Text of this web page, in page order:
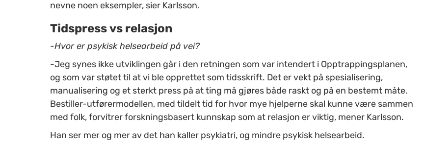
nevne noen eksempler, sier Karlsson.
Tidspress vs relasjon
-Hvor er psykisk helsearbeid på vei?
-Jeg synes ikke utviklingen går i den retningen som var intendert i Opptrappingsplanen,
og som var støtet til at vi ble opprettet som tidsskrift. Det er vekt på spesialisering,
manualisering og et sterkt press på at ting må gjøres både raskt og på en bestemt måte.
Bestiller-utførermodellen, med tildelt tid for hvor mye hjelperne skal kunne være sammen
med folk, forvitrer forskningsbasert kunnskap som at relasjon er viktig, mener Karlsson.
Han ser mer og mer av det han kaller psykiatri, og mindre psykisk helsearbeid.